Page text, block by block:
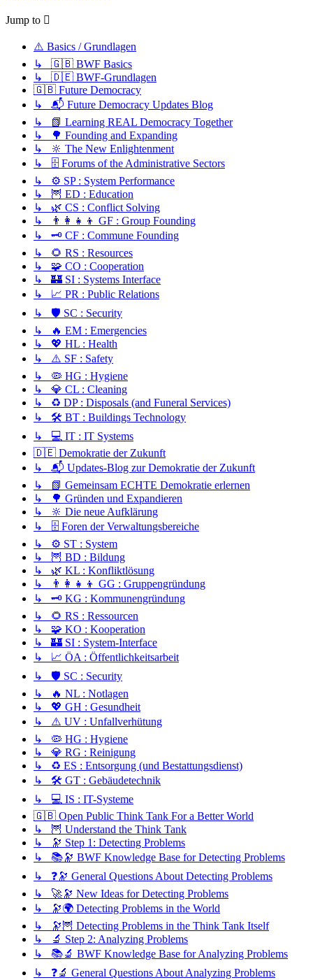
Jump to
⚠️ Basics / Grundlagen
↳ 🇬🇧 BWF Basics
↳ 🇩🇪 BWF-Grundlagen
🇬🇧 Future Democracy
↳ 📬 Future Democracy Updates Blog
↳ 📗 Learning REAL Democracy Together
↳ 🌳 Founding and Expanding
↳ 🔆 The New Enlightenment
↳ 🗄️ Forums of the Administrative Sectors
↳ ⚙️ SP : System Performance
↳ 🦉 ED : Education
↳ 🌿 CS : Conflict Solving
↳ 👨‍👩‍👧‍👦 GF : Group Founding
↳ 🗝️ CF : Commune Founding
↳ 🌻 RS : Resources
↳ 🧩 CO : Cooperation
↳ 🏰 SI : Systems Interface
↳ 📈 PR : Public Relations
↳ 🛡️ SC : Security
↳ 🔥 EM : Emergencies
↳ 💖 HL : Health
↳ ⚠️ SF : Safety
↳ 🦠 HG : Hygiene
↳ 💎 CL : Cleaning
↳ ♻️ DP : Disposals (and Funeral Services)
↳ 🛠️ BT : Buildings Technology
↳ 💻 IT : IT Systems
🇩🇪 Demokratie der Zukunft
↳ 📬 Updates-Blog zur Demokratie der Zukunft
↳ 📗 Gemeinsam ECHTE Demokratie erlernen
↳ 🌳 Gründen und Expandieren
↳ 🔆 Die neue Aufklärung
↳ 🗄️ Foren der Verwaltungsbereiche
↳ ⚙️ ST : System
↳ 🦉 BD : Bildung
↳ 🌿 KL : Konfliktlösung
↳ 👨‍👩‍👧‍👦 GG : Gruppengründung
↳ 🗝️ KG : Kommunengründung
↳ 🌻 RS : Ressourcen
↳ 🧩 KO : Kooperation
↳ 🏰 SI : System-Interface
↳ 📈 ÖA : Öffentlichkeitsarbeit
↳ 🛡️ SC : Security
↳ 🔥 NL : Notlagen
↳ 💖 GH : Gesundheit
↳ ⚠️ UV : Unfallverhütung
↳ 🦠 HG : Hygiene
↳ 💎 RG : Reinigung
↳ ♻️ ES : Entsorgung (und Bestattungsdienst)
↳ 🛠️ GT : Gebäudetechnik
↳ 💻 IS : IT-Systeme
🇬🇧 Open Public Think Tank For a Better World
↳ 🦉 Understand the Think Tank
↳ 🔭 Step 1: Detecting Problems
↳ 📚🔭 BWF Knowledge Base for Detecting Problems
↳ ❓🔭 General Questions About Detecting Problems
↳ 🚀🔭 New Ideas for Detecting Problems
↳ 🔭🌍 Detecting Problems in the World
↳ 🔭🦉 Detecting Problems in the Think Tank Itself
↳ 🔬 Step 2: Analyzing Problems
↳ 📚🔬 BWF Knowledge Base for Analyzing Problems
↳ ❓🔬 General Questions About Analyzing Problems